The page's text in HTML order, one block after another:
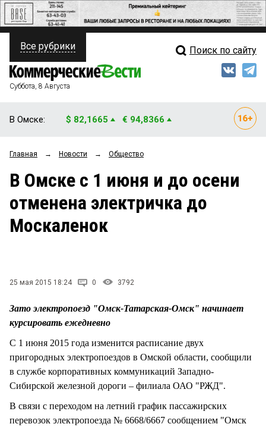
ПОЛИТИКА
ФИНАНСЫ
ОБЩЕСТВО
ЗАКОН
Свежий выпуск
Рейтинги
Блоги
Все рубрики Поиск по сайту
Суббота, 8 Августа
В Омске: $ 82,1665 € 94,8366
Главная → Новости → Общество
В Омске с 1 июня и до осени
отменена электричка до
Москаленок
25 мая 2015 18:24 0 3792
Зато электропоезд "Омск-Татарская-Омск" начинает
курсировать ежедневно
С 1 июня 2015 года изменится расписание двух
пригородных электропоездов в Омской области, сообщили
в службе корпоративных коммуникаций Западно-
Сибирской железной дороги – филиала ОАО "РЖД".
В связи с переходом на летний график пассажирских
перевозок электропоезда № 6668/6667 сообщением "Омск